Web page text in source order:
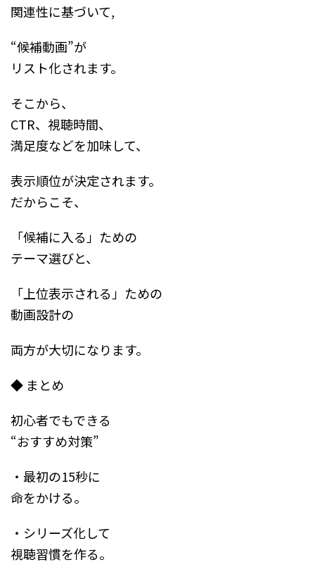
関連性に基づいて,
“候補動画”が
リスト化されます。
そこから、
CTR、視聴時間、
満足度などを加味して、
表示順位が決定されます。
だからこそ、
「候補に入る」ための
テーマ選びと、
「上位表示される」ための
動画設計の
両方が大切になります。
◆ まとめ
初心者でもできる
“おすすめ対策”
・最初の15秒に
命をかける。
・シリーズ化して
視聴習慣を作る。